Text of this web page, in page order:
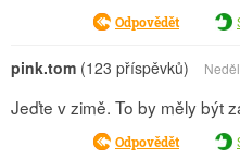
Odpovědět
pink.tom (123 příspěvků)
Jeďte v zimě. To by měly být
Odpovědět